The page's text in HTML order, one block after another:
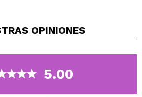
estos coloretes permiten crear
polvo para esculpir y definir las
y completa el look aplicando
OPINIONES
5.00